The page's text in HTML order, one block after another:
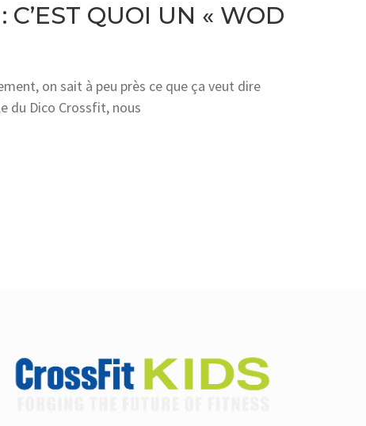
C’EST QUOI UN « WOD
on sait à peu près ce que ça veut dire
du Dico Crossfit, nous